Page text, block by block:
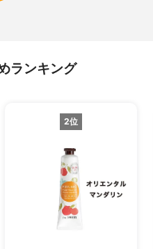
ランキング
2位